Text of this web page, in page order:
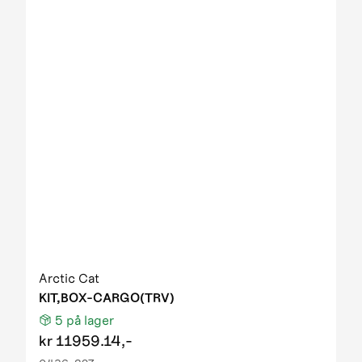
Arctic Cat
KIT,BOX-CARGO(TRV)
5 på lager
kr 11959.14,-